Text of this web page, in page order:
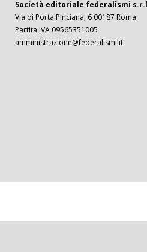
Società editoriale federalismi
Via di Porta Pinciana, 6 00187 Roma
Partita IVA 09565351005
amministrazione@federalismi.it